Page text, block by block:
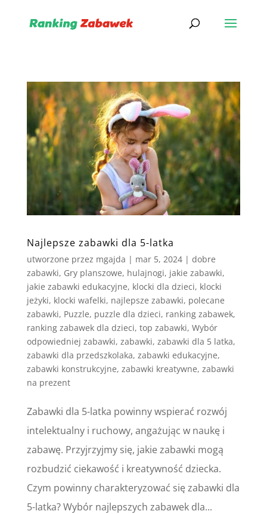
Najlepsze zabawki dla 5-latka
utworzone przez mgajda | mar 5, 2024| dobre
zabawki, Gry planszowe, hulajnogi, jakie zabawki,
jakie zabawki edukacyjne, klocki dla dzieci, klocki
jeżyki, klocki wafelki, najlepsze zabawki, polecane
zabawki, Puzzle, puzzle dla dzieci, ranking zabawek,
ranking zabawek dla dzieci, top zabawki, Wybór
odpowiedniej zabawki, zabawki, zabawki dla 5 latka,
zabawki dla przedszkolaka, zabawki edukacyjne,
zabawki konstrukcyjne, zabawki kreatywne, zabawki
na prezent
Zabawki dla 5-latka powinny wspierać rozwój
intelektualny i ruchowy, angażując w naukę i
zabawę. Przyjrzyjmy się, jakie zabawki mogą
rozbudzić ciekawość i kreatywność dziecka.
Czym powinny charakteryzować się zabawki dla
5-latka? Wybór najlepszych zabawek dla...